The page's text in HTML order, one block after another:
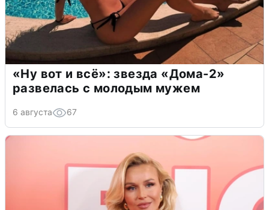
«Ну вот и всё»: звезда «Дома-2»
развелась с молодым мужем
6 августа 67